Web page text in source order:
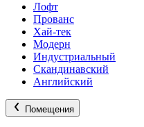
Лофт
Прованс
Хай-тек
Модерн
Индустриальный
Скандинавский
Английский
Помещения